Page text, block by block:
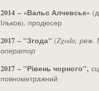
2014 – «Вальс Алчевськ»
Ільков), продюсер
2017 – "Згода" (Zgoda;
оператор
2017 – "Рівень чорного",
повнометражний